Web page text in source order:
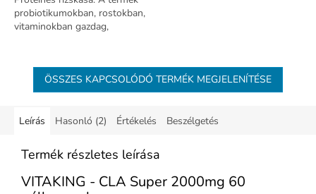
probiotikumokban, rostokban,
vitaminokban gazdag,
követők...
ÖSSZES KAPCSOLÓDÓ TERMÉK MEGJELENÍTÉSE
Leírás Hasonló (2) Értékelés Beszélgetés
Termék részletes leírása
VITAKING - CLA Super 2000mg 60